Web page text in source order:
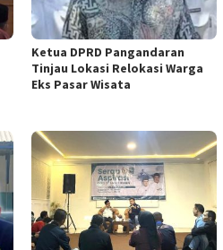
Ketua DPRD Pangandaran
Tinjau Lokasi Relokasi Warga
Eks Pasar Wisata